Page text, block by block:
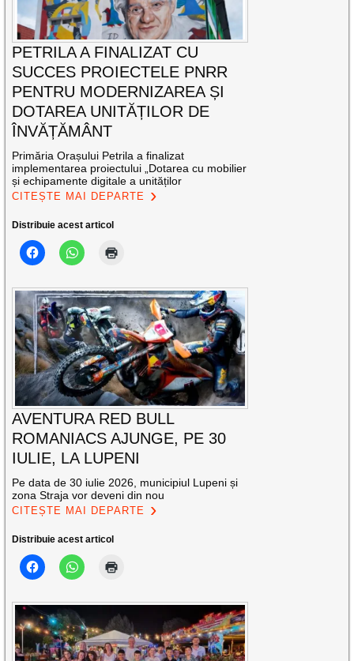
PETRILA A FINALIZAT CU
SUCCES PROIECTELE PNRR
PENTRU MODERNIZAREA ȘI
DOTAREA UNITĂȚILOR DE
ÎNVĂȚĂMÂNT
Primăria Orașului Petrila a finalizat
implementarea proiectului „Dotarea cu mobilier
și echipamente digitale a unităților
CITEȘTE MAI DEPARTE
Distribuie acest articol
AVENTURA RED BULL
ROMANIACS AJUNGE, PE 30
IULIE, LA LUPENI
Pe data de 30 iulie 2026, municipiul Lupeni și
zona Straja vor deveni din nou
CITEȘTE MAI DEPARTE
Distribuie acest articol